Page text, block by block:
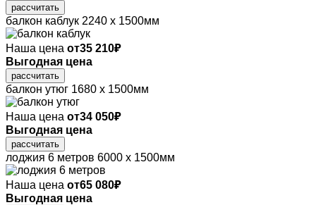
рассчитать
балкон каблук 2240 х 1500мм
Наша цена от35 210₽
Выгодная цена
рассчитать
балкон утюг 1680 х 1500мм
Наша цена от34 050₽
Выгодная цена
рассчитать
лоджия 6 метров 6000 х 1500мм
Наша цена от65 080₽
Выгодная цена